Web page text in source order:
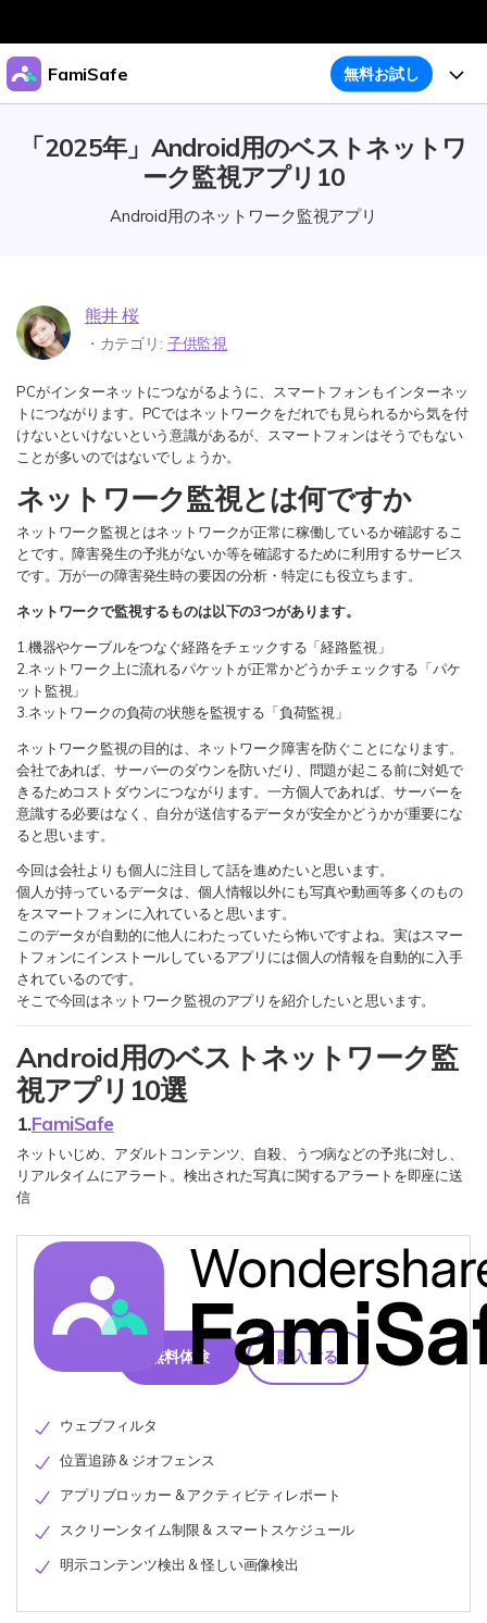
製品
ユーティリティ
ソリューション
FamiSafe 無料お試し
機能
アクティビティレポート
位置追跡
スクリーンタイム
ウェブフィルタ
怪しい画像検出
明示コンテンツ検出
製品活用
製品活用
お子様のスマホでペアレンタルコントロール
今すぐ購入
ダウンロード
検索
「2025年」Android用のベストネットワ
ーク監視アプリ10
Android用のネットワーク監視アプリ
熊井 桜
・カテゴリ: 子供監視
PCがインターネットにつながるように、スマートフォンもインターネッ
トにつながります。PCではネットワークをだれでも見られるから気を付
けないといけないという意識があるが、スマートフォンはそうでもない
ことが多いのではないでしょうか。
ネットワーク監視とは何ですか
ネットワーク監視とはネットワークが正常に稼働しているか確認するこ
とです。障害発生の予兆がないか等を確認するために利用するサービス
です。万が一の障害発生時の要因の分析・特定にも役立ちます。
ネットワークで監視するものは以下の3つがあります。
1.機器やケーブルをつなぐ経路をチェックする「経路監視」
2.ネットワーク上に流れるパケットが正常かどうかチェックする「パケ
ット監視」
3.ネットワークの負荷の状態を監視する「負荷監視」
ネットワーク監視の目的は、ネットワーク障害を防ぐことになります。
会社であれば、サーバーのダウンを防いだり、問題が起こる前に対処で
きるためコストダウンにつながります。一方個人であれば、サーバーを
意識する必要はなく、自分が送信するデータが安全かどうかが重要にな
ると思います。
今回は会社よりも個人に注目して話を進めたいと思います。
個人が持っているデータは、個人情報以外にも写真や動画等多くのもの
をスマートフォンに入れていると思います。
このデータが自動的に他人にわたっていたら怖いですよね。実はスマー
トフォンにインストールしているアプリには個人の情報を自動的に入手
されているのです。
そこで今回はネットワーク監視のアプリを紹介したいと思います。
Android用のベストネットワーク監
視アプリ10選
1.FamiSafe
ネットいじめ、アダルトコンテンツ、自殺、うつ病などの予兆に対し、
リアルタイムにアラート。検出された写真に関するアラートを即座に送
信
無料体験 購入する
ウェブフィルタ
位置追跡 & ジオフェンス
アプリブロッカー & アクティビティレポート
スクリーンタイム制限 & スマートスケジュール
明示コンテンツ検出 & 怪しい画像検出